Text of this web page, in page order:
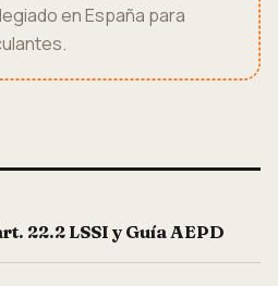
en España para
22.2 LSSI y Guía AEPD